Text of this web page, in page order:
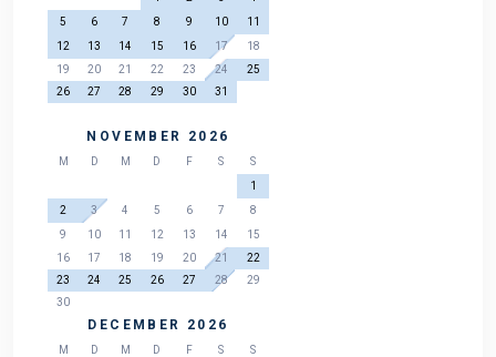
5
6 7 8 9 10
11
12
13 14 15 16 17
18
19
20 21 22 23 24
25
26
27 28 29 30 31
NOVEMBER 2026
M D M D F S
S
1
2
3 4 5 6 7
8
9
10 11 12 13 14
15
16
17 18 19 20 21
22
23
24 25 26 27 28
29
30
DECEMBER 2026
M D M D F S
S